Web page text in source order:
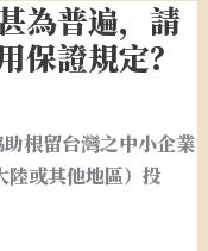
為普遍，請
保證規定？
根留台灣之中小企業
陸或其他地區）投